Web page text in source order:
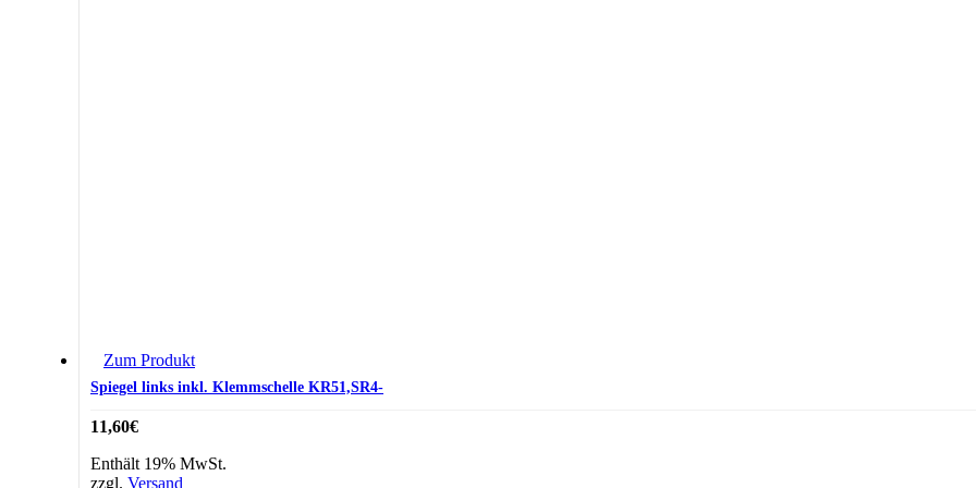
Zum Produkt
Spiegel links inkl. Klemmschelle KR51,SR4-
11,60€
Enthält 19% MwSt.
zzgl. Versand